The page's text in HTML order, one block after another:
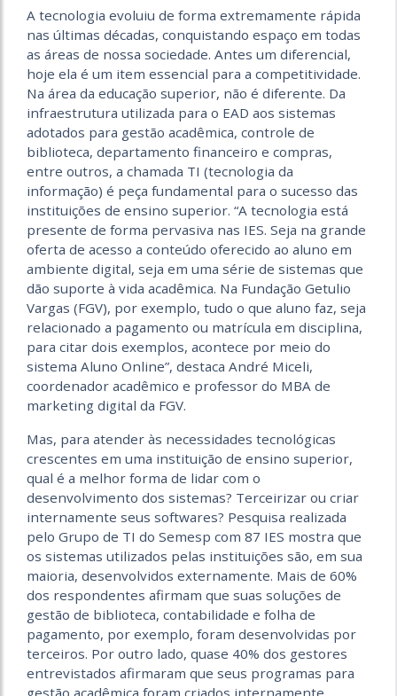
A tecnologia evoluiu de forma extremamente rápida
nas últimas décadas, conquistando espaço em todas
as áreas de nossa sociedade. Antes um diferencial,
hoje ela é um item essencial para a competitividade.
Na área da educação superior, não é diferente. Da
infraestrutura utilizada para o EAD aos sistemas
adotados para gestão acadêmica, controle de
biblioteca, departamento financeiro e compras,
entre outros, a chamada TI (tecnologia da
informação) é peça fundamental para o sucesso das
instituições de ensino superior. “A tecnologia está
presente de forma pervasiva nas IES. Seja na grande
oferta de acesso a conteúdo oferecido ao aluno em
ambiente digital, seja em uma série de sistemas que
dão suporte à vida acadêmica. Na Fundação Getulio
Vargas (FGV), por exemplo, tudo o que aluno faz, seja
relacionado a pagamento ou matrícula em disciplina,
para citar dois exemplos, acontece por meio do
sistema Aluno Online”, destaca André Miceli,
coordenador acadêmico e professor do MBA de
marketing digital da FGV.
Mas, para atender às necessidades tecnológicas
crescentes em uma instituição de ensino superior,
qual é a melhor forma de lidar com o
desenvolvimento dos sistemas? Terceirizar ou criar
internamente seus softwares? Pesquisa realizada
pelo Grupo de TI do Semesp com 87 IES mostra que
os sistemas utilizados pelas instituições são, em sua
maioria, desenvolvidos externamente. Mais de 60%
dos respondentes afirmam que suas soluções de
gestão de biblioteca, contabilidade e folha de
pagamento, por exemplo, foram desenvolvidas por
terceiros. Por outro lado, quase 40% dos gestores
entrevistados afirmaram que seus programas para